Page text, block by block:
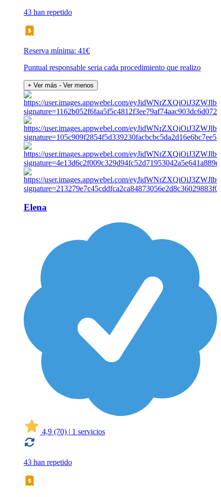
43 han repetido
Reserva mínima: 41€
Puntual responsable seria cada procedimiento que realizo
+ Ver más - Ver menos
Elena
4,9 (70) | 1 servicios
43 han repetido